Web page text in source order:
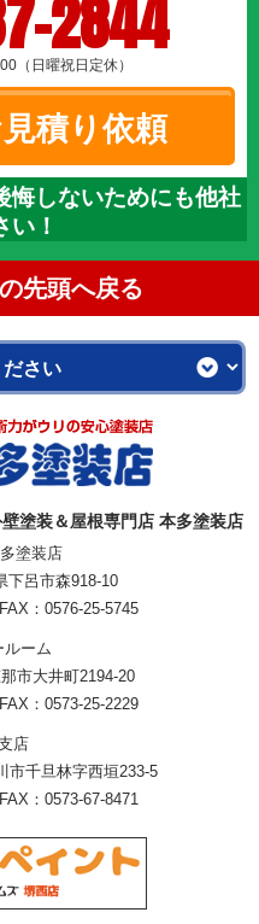
2844
（日曜祝日定休）
積り依頼
悔しないためにも他社
い！
先頭へ戻る
塗装＆屋根専門店 本多塗装店
塗装店
呂市森918-10
：0576-25-5745
ルーム
市大井町2194-20
：0573-25-2229
店
千旦林字西垣233-5
：0573-67-8471